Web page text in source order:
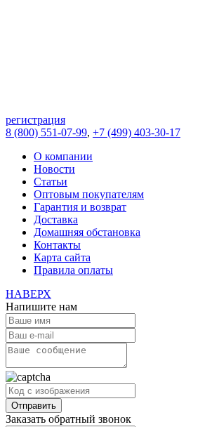
регистрация
8 (800) 551-07-99, +7 (499) 403-30-17
О компании
Новости
Статьи
Оптовым покупателям
Гарантия и возврат
Доставка
Домашняя обстановка
Контакты
Карта сайта
Правила оплаты
НАВЕРХ
Напишите нам
Заказать обратный звонок